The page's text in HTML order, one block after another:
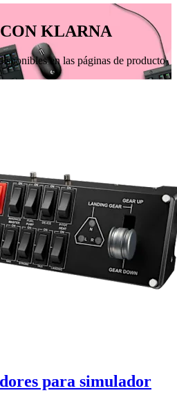
KLARNA
en las páginas de producto
para simulador